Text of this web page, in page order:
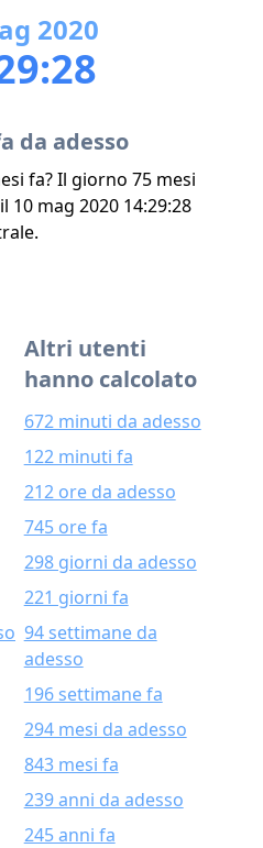
2020
da adesso
fa? Il giorno 75 mesi
10 mag 2020 14:29:28
Altri utenti
hanno calcolato
672 minuti da adesso
122 minuti fa
212 ore da adesso
745 ore fa
298 giorni da adesso
221 giorni fa
94 settimane da
adesso
196 settimane fa
294 mesi da adesso
843 mesi fa
239 anni da adesso
245 anni fa